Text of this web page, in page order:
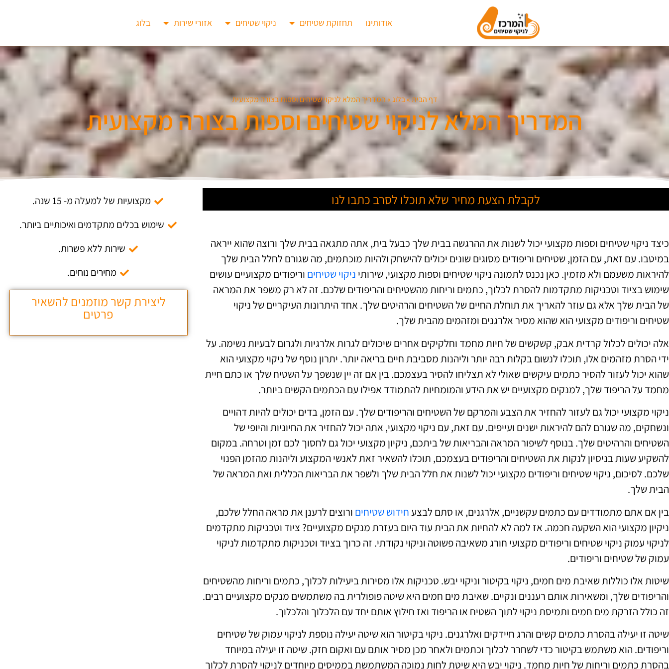
אודותינו תחזוקת שטיחים ניקוי שטיחים אזורי שירות בלוג
דף הבית»בלוג»המדריך המלא לניקוי שטיחים וספות בצורה מקצועית
המדריך המלא לניקוי שטיחים וספות בצורה מקצועית
לקבלת הצעת מחיר שלא תוכלו לסרב כתבו לנו
כיצד ניקוי שטיחים וספות מקצועי יכול לשנות את ההרגשה בבית שלך כבעל בית, אתה מתגאה בבית שלך ורוצה שהוא ייראה
במיטבו. עם זאת, עם הזמן, שטיחים וריפודים מסוגים שונים יכולים להישחק ולהיות מוכתמים, מה שגורם לחלל הבית שלך
להיראות משעמם ולא מזמין. כאן נכנס לתמונה ניקוי שטיחים וספות מקצועי, שירותי ניקוי שטיחים וריפודים מקצועיים עושים
שימוש בציוד וטכניקות מתקדמות להסרת לכלוך, כתמים וריחות מהשטיחים והריפודים שלכם. זה לא רק משפר את המראה
של הבית שלך אלא גם עוזר להאריך את תוחלת החיים של השטיחים והרהיטים שלך. אחד היתרונות העיקריים של ניקוי
שטיחים וריפודים מקצועי הוא שהוא מסיר אלרגנים ומזהמים מהבית שלך.
אלה יכולים לכלול קרדית אבק, קשקשים של חיות מחמד וחלקיקים אחרים שיכולים לגרות אלרגיות ולגרום לבעיות נשימה. על
ידי הסרת מזהמים אלו, תוכלו לנשום בקלות רבה יותר וליהנות מסביבת חיים בריאה יותר. יתרון נוסף של ניקוי מקצועי הוא
שהוא יכול לעזור להסיר כתמים עיקשים שאולי לא תצליחו להסיר בעצמכם. בין אם זה יין שנשפך על השטיח שלך או כתם חיית
מחמד על הריפוד שלך, למנקים מקצועיים יש את הידע והמומחיות להתמודד אפילו עם הכתמים הקשים ביותר.
ניקוי מקצועי יכול גם לעזור להחזיר את הצבע והמרקם של השטיחים והריפודים שלך. עם הזמן, בדים יכולים להיות דהויים
ונשחקים, מה שגורם להם להיראות ישנים ועייפים. עם זאת, עם ניקוי מקצועי, אתה יכול להחזיר את החיוניות והיופי של
השטיחים והרהיטים שלך. בנוסף לשיפור המראה והבריאות של ביתכם, ניקיון מקצועי יכול גם לחסוך לכם זמן וטרחה. במקום
להשקיע שעות בניסיון לנקות את השטיחים והריפודים בעצמכם, תוכלו להשאיר זאת לאנשי המקצוע וליהנות מהזמן הפנוי
שלכם. לסיכום, ניקוי שטיחים וריפודים מקצועי יכול לשנות את חלל הבית שלך ולשפר את הבריאות הכללית ואת המראה של
הבית שלך.
בין אם אתם מתמודדים עם כתמים עקשניים, אלרגנים, או סתם לבצעחידוש שטיחים ורוצים לרענן את מראה החלל שלכם,
ניקיון מקצועי הוא השקעה חכמה. אז למה לא להחיות את הבית עוד היום בעזרת מנקים מקצועיים? ציוד וטכניקות מתקדמים
לניקוי עמוק ניקוי שטיחים וריפודים מקצועי חורג משאיבה פשוטה וניקוי נקודתי. זה כרוך בציוד וטכניקות מתקדמות לניקוי
עמוק של שטיחים וריפודים.
שיטות אלו כוללות שאיבת מים חמים, ניקוי בקיטור וניקוי יבש. טכניקות אלו מסירות ביעילות לכלוך, כתמים וריחות מהשטיחים
והריפודים שלך, ומשאירות אותם רעננים ונקיים. שאיבת מים חמים היא שיטה פופולרית בה משתמשים מנקים מקצועיים רבים.
זה כולל הזרקת מים חמים ותמיסת ניקוי לתוך השטיח או הריפוד ואז חילוץ אותם יחד עם הלכלוך והלכלוך.
שיטה זו יעילה בהסרת כתמים קשים והרג חיידקים ואלרגנים. ניקוי בקיטור הוא שיטה יעילה נוספת לניקוי עמוק של שטיחים
וריפודים. הוא משתמש בקיטור כדי לשחרר לכלוך וכתמים ולאחר מכן מסיר אותם עם ואקום חזק. שיטה זו יעילה במיוחד
בהסרת כתמים וריחות של חיות מחמד. ניקוי יבש היא שיטת לחות נמוכה המשתמשת בממיסים מיוחדים לניקוי להסרת לכלוך
מקצועיות של למעלה מ- 15 שנה.
שימוש בכלים מתקדמים ואיכותיים ביותר.
שירות ללא פשרות.
מחירים נוחים.
ליצירת קשר מוזמנים להשאיר
פרטים